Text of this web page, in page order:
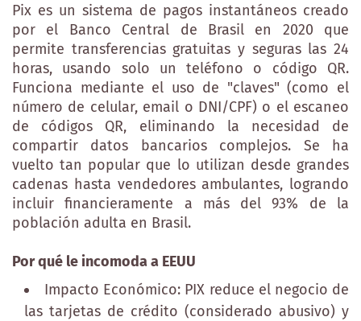
Pix es un sistema de pagos instantáneos creado
por el Banco Central de Brasil en 2020 que
permite transferencias gratuitas y seguras las 24
horas, usando solo un teléfono o código QR.
Funciona mediante el uso de "claves" (como el
número de celular, email o DNI/CPF) o el escaneo
de códigos QR, eliminando la necesidad de
compartir datos bancarios complejos. Se ha
vuelto tan popular que lo utilizan desde grandes
cadenas hasta vendedores ambulantes, logrando
incluir financieramente a más del 93% de la
población adulta en Brasil.
Por qué le incomoda a EEUU
Impacto Económico: PIX reduce el negocio de
las tarjetas de crédito (considerado abusivo) y